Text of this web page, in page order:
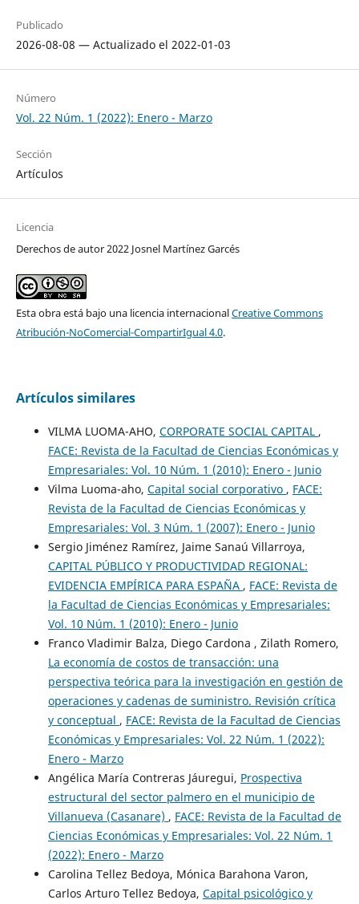
Publicado
2026-08-08 — Actualizado el 2022-01-03
Número
Vol. 22 Núm. 1 (2022): Enero - Marzo
Sección
Artículos
Licencia
Derechos de autor 2022 Josnel Martínez Garcés
Esta obra está bajo una licencia internacionalCreative Commons
Atribución-NoComercial-CompartirIgual 4.0.
Artículos similares
VILMA LUOMA-AHO, CORPORATE SOCIAL CAPITAL ,
FACE: Revista de la Facultad de Ciencias Económicas y
Empresariales: Vol. 10 Núm. 1 (2010): Enero - Junio
Vilma Luoma-aho, Capital social corporativo , FACE:
Revista de la Facultad de Ciencias Económicas y
Empresariales: Vol. 3 Núm. 1 (2007): Enero - Junio
Sergio Jiménez Ramírez, Jaime Sanaú Villarroya,
CAPITAL PÚBLICO Y PRODUCTIVIDAD REGIONAL:
EVIDENCIA EMPÍRICA PARA ESPAÑA , FACE: Revista de
la Facultad de Ciencias Económicas y Empresariales:
Vol. 10 Núm. 1 (2010): Enero - Junio
Franco Vladimir Balza, Diego Cardona , Zilath Romero,
La economía de costos de transacción: una
perspectiva teórica para la investigación en gestión de
operaciones y cadenas de suministro. Revisión crítica
y conceptual , FACE: Revista de la Facultad de Ciencias
Económicas y Empresariales: Vol. 22 Núm. 1 (2022):
Enero - Marzo
Angélica María Contreras Jáuregui, Prospectiva
estructural del sector palmero en el municipio de
Villanueva (Casanare) , FACE: Revista de la Facultad de
Ciencias Económicas y Empresariales: Vol. 22 Núm. 1
(2022): Enero - Marzo
Carolina Tellez Bedoya, Mónica Barahona Varon,
Carlos Arturo Tellez Bedoya, Capital psicológico y